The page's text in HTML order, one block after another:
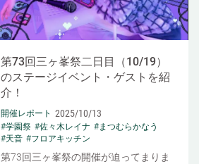
第73回三ヶ峯祭二日目（10/19）
のステージイベント・ゲストを紹
介！
開催レポート 2025/10/13
#学園祭 #佐々木レイナ #まつむらかなう
#天音 #フロアキッチン
第73回三ヶ峯祭の開催が迫ってまりま